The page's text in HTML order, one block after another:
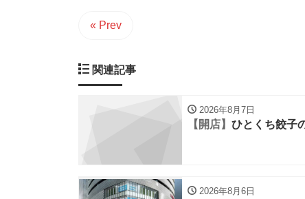
« Prev
関連記事
2026年8月7日
【開店】 ひとくち餃子
2026年8月6日